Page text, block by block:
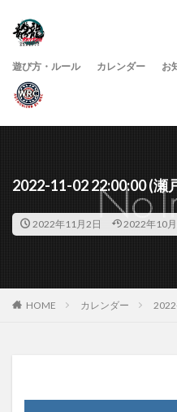
遊び方・ルール カレンダー お
2022-11-02 22:00:00 (瀬
2022年11月2日 2022年10
HOME カレンダー